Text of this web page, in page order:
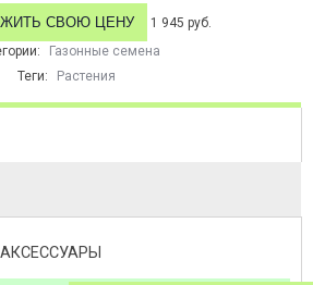
СВОЮ ЦЕНУ
1 945 руб.
Газонные семена
Теги:
Растения